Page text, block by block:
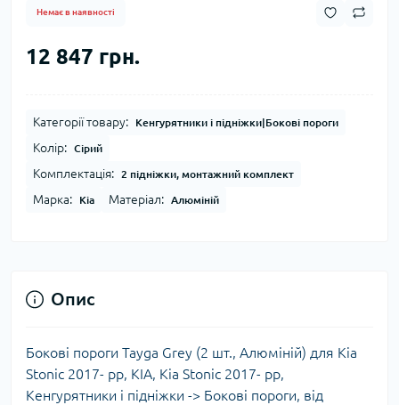
Немає в наявності
12 847 грн.
Категорії товару: Кенгурятники і підніжки|Бокові пороги
Колір: Сірий
Комплектація: 2 підніжки, монтажний комплект
Марка: Kia Матеріал: Алюміній
Опис
Бокові пороги Tayga Grey (2 шт., Алюміній) для Kia
Stonic 2017- рр, KIA, Kia Stonic 2017- рр,
Кенгурятники і підніжки -> Бокові пороги, від